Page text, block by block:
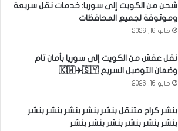
شحن من الكويت إلى سوريا: خدمات نقل سريعة
وموثوقة لجميع المحافظات
مايو 16, 2026
نقل عفش من الكويت إلى سوريا بأمان تام
وضمان التوصيل السريع 🇰🇼✈️🇸🇾
مايو 16, 2026
بنشر كراج متنقل بنشر بنشر بنشر بنشر بنشر
بنشر بنشر بنشر بنشر بنشر بنشر